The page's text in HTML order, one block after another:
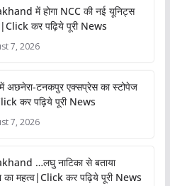
में होगा NCC की नई यूनिट्स
कर पढ़िये पूरी News
7, 2026
अछनेरा-टनकपुर एक्सप्रेस का स्टोपेज
कर पढ़िये पूरी News
7, 2026
…लघु नाटिका से बताया
का महत्व|Click कर पढ़िये पूरी News